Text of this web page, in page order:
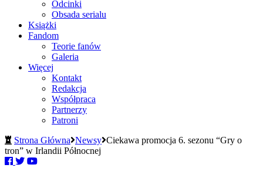
Odcinki
Obsada serialu
Książki
Fandom
Teorie fanów
Galeria
Więcej
Kontakt
Redakcja
Współpraca
Partnerzy
Patroni
Strona Główna Newsy Ciekawa promocja 6. sezonu “Gry o
tron” w Irlandii Północnej